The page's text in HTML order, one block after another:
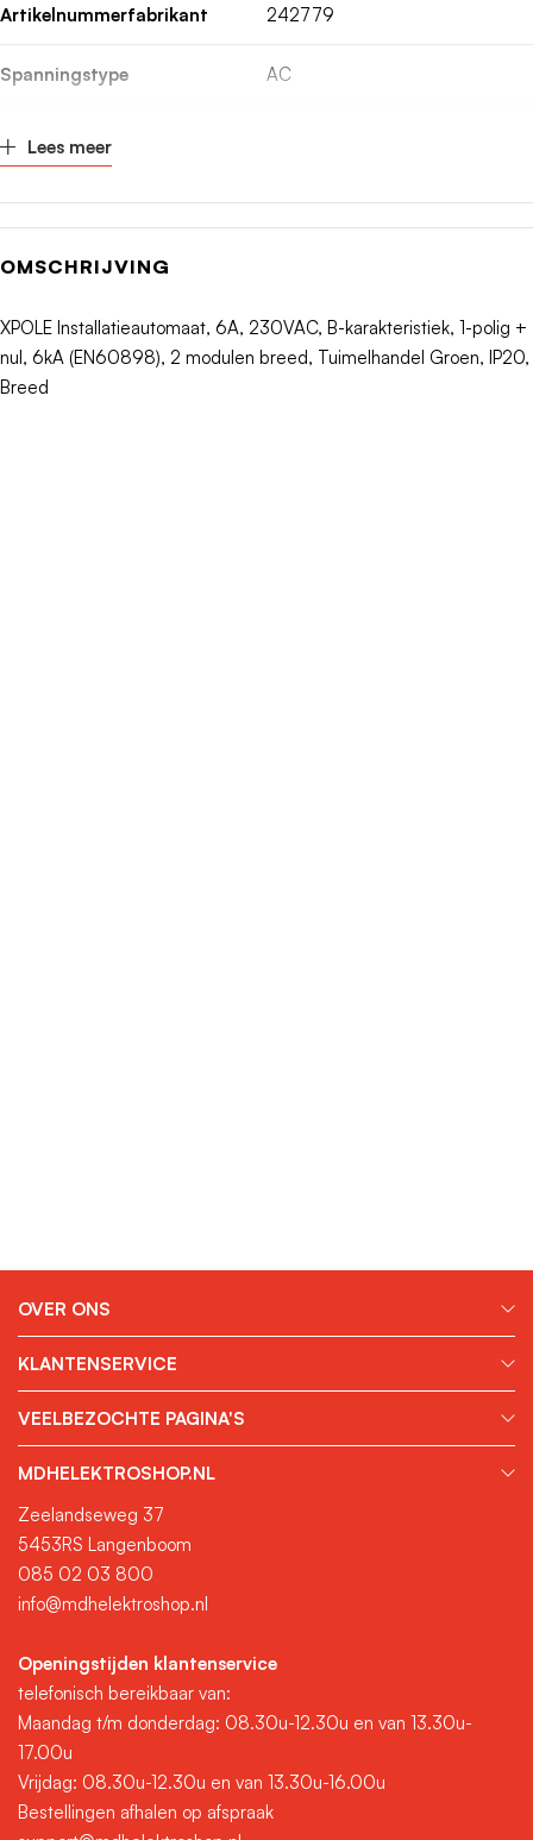
Artikelnummerfabrikant 242779
Spanningstype AC
Inbouwdiepte
Uitschakelkarakteristiek B
Lees meer
OMSCHRIJVING
XPOLE Installatieautomaat, 6A, 230VAC, B-karakteristiek, 1-polig +
nul, 6kA (EN60898), 2 modulen breed, Tuimelhandel Groen, IP20,
Breed
OVER ONS
KLANTENSERVICE
VEELBEZOCHTE PAGINA'S
MDHELEKTROSHOP.NL
Zeelandseweg 37
5453RS Langenboom
085 02 03 800
info@mdhelektroshop.nl
Openingstijden klantenservice
telefonisch bereikbaar van:
Maandag t/m donderdag: 08.30u-12.30u en van 13.30u-
17.00u
Vrijdag: 08.30u-12.30u en van 13.30u-16.00u
Bestellingen afhalen op afspraak